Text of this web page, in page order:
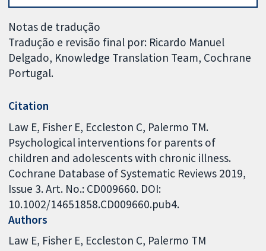
Notas de tradução
Tradução e revisão final por: Ricardo Manuel
Delgado, Knowledge Translation Team, Cochrane
Portugal.
Citation
Law E, Fisher E, Eccleston C, Palermo TM.
Psychological interventions for parents of
children and adolescents with chronic illness.
Cochrane Database of Systematic Reviews 2019,
Issue 3. Art. No.: CD009660. DOI:
10.1002/14651858.CD009660.pub4.
Authors
Law E Fisher E Eccleston C Palermo TM